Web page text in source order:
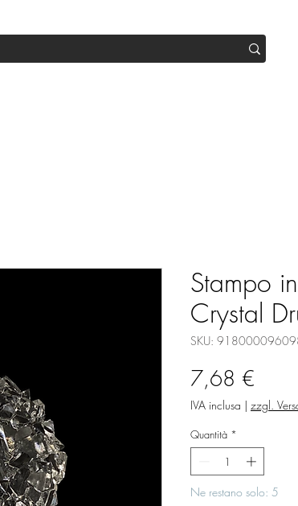
Stampo
Crystal
SKU:
7,68 €
IVA inclusa | zzgl.
Quantità *
Ne restano solo: 5